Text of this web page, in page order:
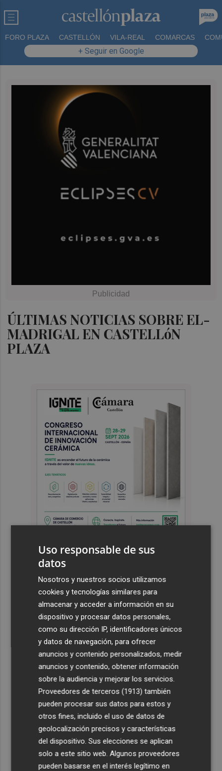
FORO PLAZA CASTELLÓN VILA-REAL COMARCAS
+ Seguir en Google
ÚLTIMAS NOTICIAS SOBRE EL-
MADRIGAL EN CASTELLóN
PLAZA
Últimas Noticias
Castelló apuesta por convertir el eclipse en un referente
científico: recibirá a un gran equipo de expertos
El Villarreal anuncia a sus seis capitanes: Gerard
Moreno, Foyth, Comesaña, Ayoze, Cardona y Logan
Costa
Más problemas en el lateral derecho: Monferrer sufre
una lesión muscular
San Javier da viabilidad al nuevo contrato del transporte
urbano y a un hotel de cuatro estrellas en La Manga con
324 habitaciones
Estos son los estrenos que abren la cartelera en agosto:
de la comedia 'El último mono' a una nueva entrega de
'La Patrulla Canina'
Uso responsable de sus
datos
Nosotros y nuestros socios utilizamos
cookies y tecnologías similares para
almacenar y acceder a información en su
dispositivo y procesar datos personales,
como su dirección IP, identificadores únicos
y datos de navegación, para ofrecer
anuncios y contenido personalizados, medir
anuncios y contenido, obtener información
sobre la audiencia y mejorar los servicios.
Proveedores de terceros (1913) también
pueden procesar sus datos para estos y
otros fines, incluido el uso de datos de
geolocalización precisos y características
del dispositivo. Sus elecciones se aplican
solo a este sitio web. Algunos proveedores
pueden basarse en el interés legítimo en